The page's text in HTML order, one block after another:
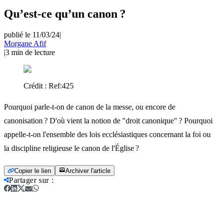
Qu’est-ce qu’un canon ?
publié le 11/03/24|
Morgane Afif
|3 min de lecture
Crédit : Ref:425
Pourquoi parle-t-on de canon de la messe, ou encore de
canonisation ? D'où vient la notion de "droit canonique" ? Pourquoi
appelle-t-on l'ensemble des lois ecclésiastiques concernant la foi ou
la discipline religieuse le canon de l'Église ?
Copier le lien Archiver l'article
Partager sur: